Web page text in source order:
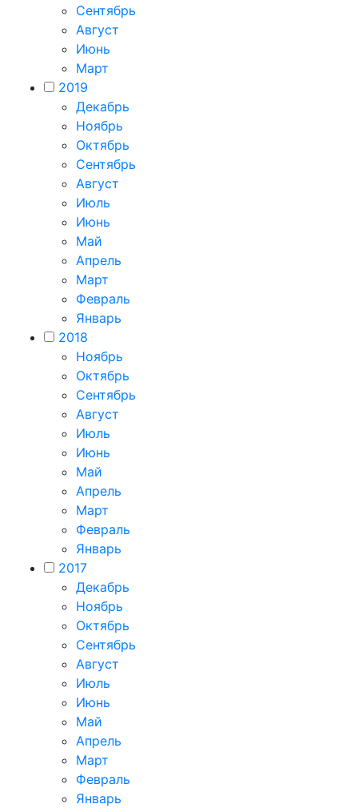
Сентябрь
Август
Июнь
Март
2019
Декабрь
Ноябрь
Октябрь
Сентябрь
Август
Июль
Июнь
Май
Апрель
Март
Февраль
Январь
2018
Ноябрь
Октябрь
Сентябрь
Август
Июль
Июнь
Май
Апрель
Март
Февраль
Январь
2017
Декабрь
Ноябрь
Октябрь
Сентябрь
Август
Июль
Июнь
Май
Апрель
Март
Февраль
Январь